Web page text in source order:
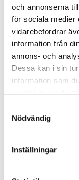
och annonserna
för sociala medier
vidarebefordrar
information från
annons- och
Dessa kan i sin
information som
Nödvändig
Inställningar